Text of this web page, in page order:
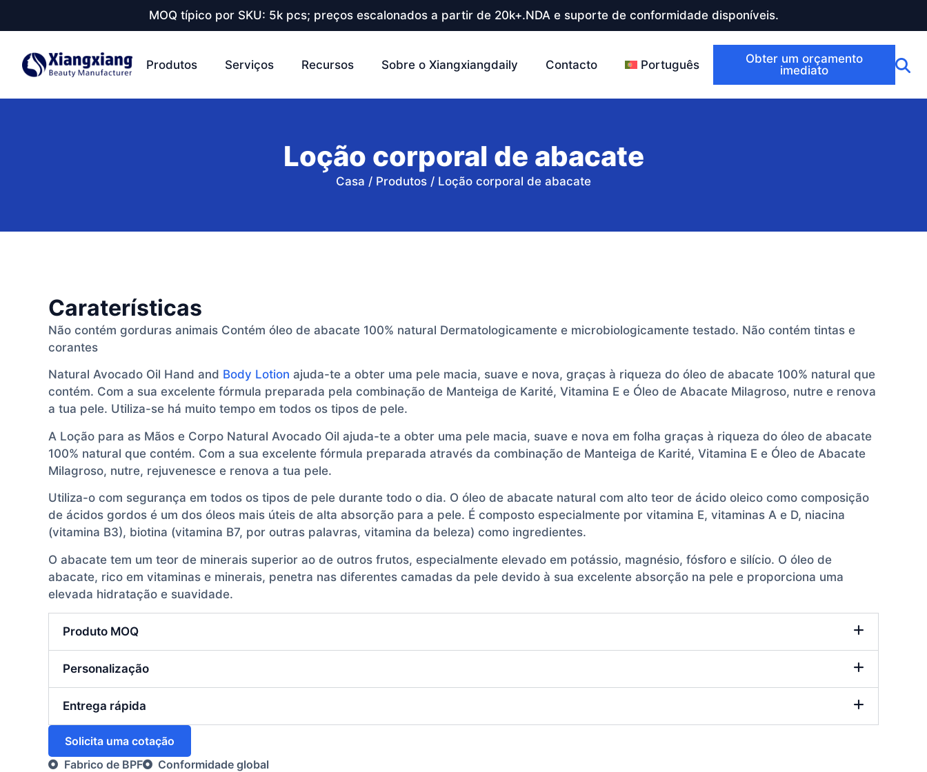
MOQ típico por SKU: 5k pcs; preços escalonados a partir de 20k+.NDA e suporte de conformidade disponíveis.
Produtos Serviços Recursos Sobre o Xiangxiangdaily Contacto Português
Obter um orçamento
imediato
Loção corporal de abacate
Casa / Produtos / Loção corporal de abacate
Caraterísticas
Não contém gorduras animais Contém óleo de abacate 100% natural Dermatologicamente e microbiologicamente testado. Não contém tintas e
corantes
Natural Avocado Oil Hand and Body Lotion ajuda-te a obter uma pele macia, suave e nova, graças à riqueza do óleo de abacate 100% natural que
contém. Com a sua excelente fórmula preparada pela combinação de Manteiga de Karité, Vitamina E e Óleo de Abacate Milagroso, nutre e renova
a tua pele. Utiliza-se há muito tempo em todos os tipos de pele.
A Loção para as Mãos e Corpo Natural Avocado Oil ajuda-te a obter uma pele macia, suave e nova em folha graças à riqueza do óleo de abacate
100% natural que contém. Com a sua excelente fórmula preparada através da combinação de Manteiga de Karité, Vitamina E e Óleo de Abacate
Milagroso, nutre, rejuvenesce e renova a tua pele.
Utiliza-o com segurança em todos os tipos de pele durante todo o dia. O óleo de abacate natural com alto teor de ácido oleico como composição
de ácidos gordos é um dos óleos mais úteis de alta absorção para a pele. É composto especialmente por vitamina E, vitaminas A e D, niacina
(vitamina B3), biotina (vitamina B7, por outras palavras, vitamina da beleza) como ingredientes.
O abacate tem um teor de minerais superior ao de outros frutos, especialmente elevado em potássio, magnésio, fósforo e silício. O óleo de
abacate, rico em vitaminas e minerais, penetra nas diferentes camadas da pele devido à sua excelente absorção na pele e proporciona uma
elevada hidratação e suavidade.
Produto MOQ
Personalização
Entrega rápida
Solicita uma cotação
Fabrico de BPF
Conformidade global